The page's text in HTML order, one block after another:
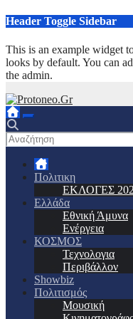
Μετάβαση
περιεχόμενο
Header Toggle Sidebar
This is an example widget
looks by default. You can
the admin.
Πολιτικη
ΕΚΛΟΓΕΣ
Ελλάδα
Εθνική Άμυνα
Ενέργεια
ΚΟΣΜΟΣ
Τεχνολογια
Περιβάλλον
Showbiz
Πολιτισμός
Μουσική